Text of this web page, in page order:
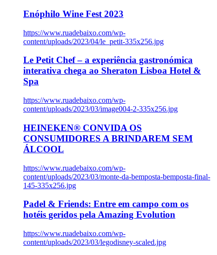
Enóphilo Wine Fest 2023
https://www.ruadebaixo.com/wp-
content/uploads/2023/04/le_petit-335x256.jpg
Le Petit Chef – a experiência gastronómica
interativa chega ao Sheraton Lisboa Hotel &
Spa
https://www.ruadebaixo.com/wp-
content/uploads/2023/03/image004-2-335x256.jpg
HEINEKEN® CONVIDA OS
CONSUMIDORES A BRINDAREM SEM
ÁLCOOL
https://www.ruadebaixo.com/wp-
content/uploads/2023/03/monte-da-bemposta-bemposta-final-
145-335x256.jpg
Padel & Friends: Entre em campo com os
hotéis geridos pela Amazing Evolution
https://www.ruadebaixo.com/wp-
content/uploads/2023/03/legodisney-scaled.jpg